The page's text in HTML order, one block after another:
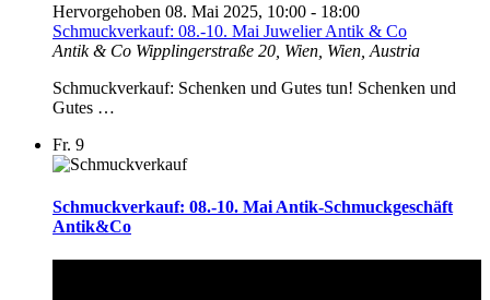
Hervorgehoben 08. Mai 2025, 10:00 - 18:00
Schmuckverkauf: 08.-10. Mai Juwelier Antik & Co
Antik & Co Wipplingerstraße 20, Wien, Wien, Austria
Schmuckverkauf: Schenken und Gutes tun! Schenken und
Gutes …
Fr. 9
Schmuckverkauf: 08.-10. Mai Antik-Schmuckgeschäft
Antik&Co